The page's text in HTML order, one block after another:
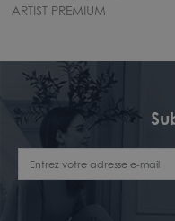
ARTIST PREMIUM